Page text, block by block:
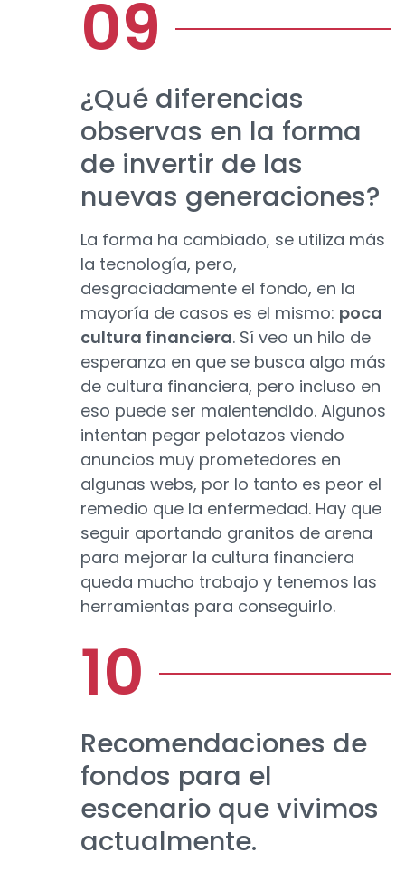
¿Qué diferencias
observas en la forma
de invertir de las
nuevas generaciones?
La forma ha cambiado, se utiliza más
la tecnología, pero,
desgraciadamente el fondo, en la
mayoría de casos es el mismo: poca
cultura financiera. Sí veo un hilo de
esperanza en que se busca algo más
de cultura financiera, pero incluso en
eso puede ser malentendido. Algunos
intentan pegar pelotazos viendo
anuncios muy prometedores en
algunas webs, por lo tanto es peor el
remedio que la enfermedad. Hay que
seguir aportando granitos de arena
para mejorar la cultura financiera
queda mucho trabajo y tenemos las
herramientas para conseguirlo.
Recomendaciones de
fondos para el
escenario que vivimos
actualmente.